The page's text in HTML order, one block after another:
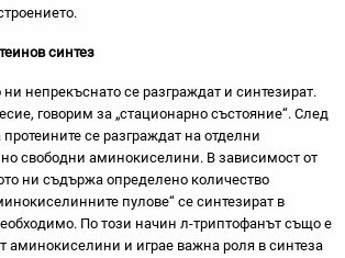
синтез
ни непрекъснато се разграждат и синтезират.
говорим за „стационарно състояние“. След
се разграждат на отделни
свободни аминокиселини. В зависимост от
ни съдържа определено количество
пулове“ се синтезират в
По този начин л-триптофанът също е
аминокиселини и играе важна роля в синтеза